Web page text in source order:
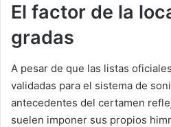
El factor de la
gradas
A pesar de que las listas
validadas para el sistema de
antecedentes del certamen
suelen imponer sus propios